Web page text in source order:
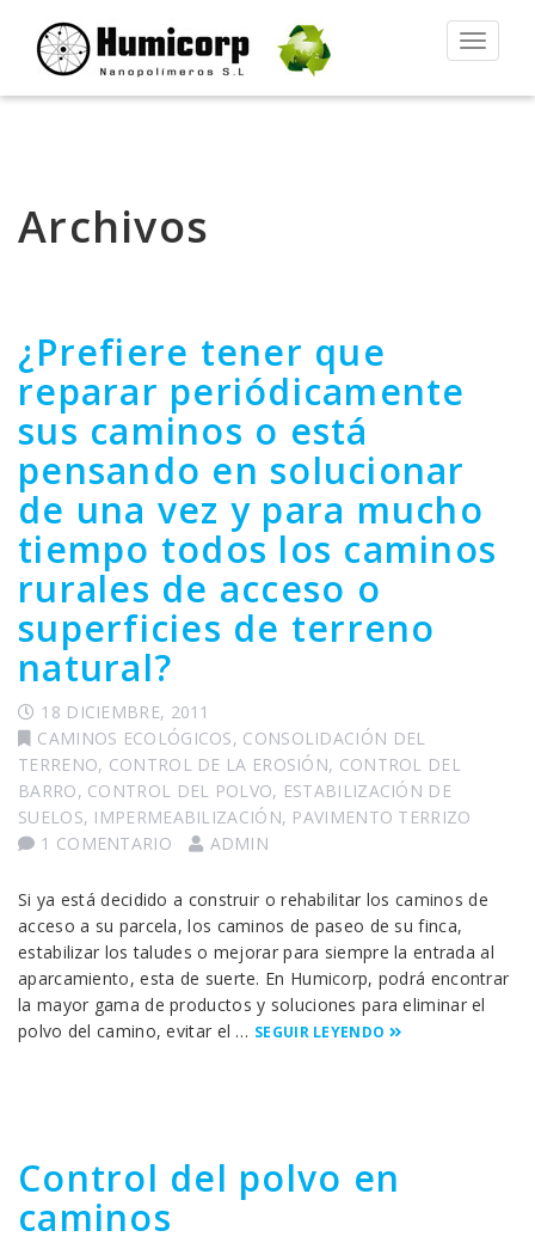
Alternar
Archivos
¿Prefiere tener que
reparar periódicamente
sus caminos o está
pensando en solucionar
de una vez y para mucho
tiempo todos los caminos
rurales de acceso o
superficies de terreno
natural?
18 DICIEMBRE, 2011
CAMINOS ECOLÓGICOS, CONSOLIDACIÓN DEL
TERRENO, CONTROL DE LA EROSIÓN, CONTROL DEL
BARRO, CONTROL DEL POLVO, ESTABILIZACIÓN DE
SUELOS, IMPERMEABILIZACIÓN, PAVIMENTO TERRIZO
1 COMENTARIO
ADMIN
Si ya está decidido a construir o rehabilitar los caminos de
acceso a su parcela, los caminos de paseo de su finca,
estabilizar los taludes o mejorar para siempre la entrada al
aparcamiento, esta de suerte. En Humicorp, podrá encontrar
la mayor gama de productos y soluciones para eliminar el
polvo del camino, evitar el … SEGUIR LEYENDO
Control del polvo en
caminos